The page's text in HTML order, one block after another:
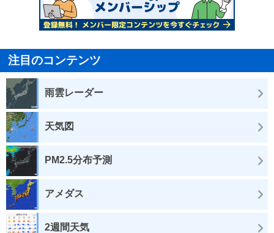
注目のコンテンツ
雨雲レーダー
天気図
PM2.5分布予測
アメダス
2週間天気